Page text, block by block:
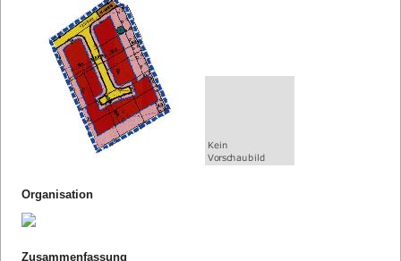
Organisation
Zusammenfassung